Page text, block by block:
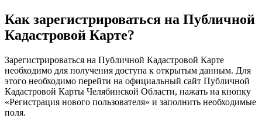
Как зарегистрироваться на Публичной
Кадастровой Карте?
Зарегистрироваться на Публичной Кадастровой Карте
необходимо для получения доступа к открытым данным. Для
этого необходимо перейти на официальный сайт Публичной
Кадастровой Карты Челябинской Области, нажать на кнопку
«Регистрация нового пользователя» и заполнить необходимые
поля.